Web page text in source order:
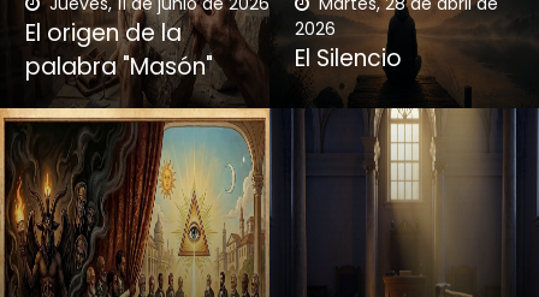
El origen de la
palabra "Masón"
2026
El Silencio